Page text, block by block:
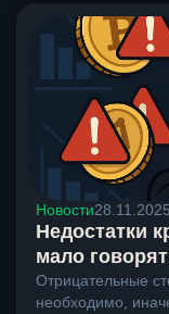
Новости
Недостатки
мало
Отрицательные
необходимо,